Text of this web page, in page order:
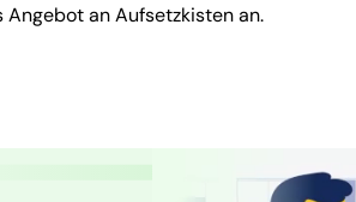
Angebot an Aufsetzkisten an.